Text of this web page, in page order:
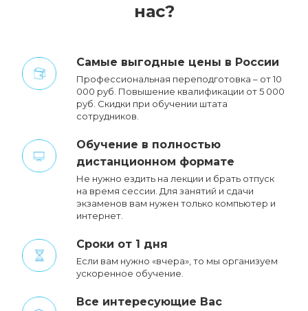
нас?
Cамые выгодные цены в России
Профессиональная переподготовка – от 10
000 руб. Повышение квалификации от 5 000
руб. Cкидки при обучении штата
сотрудников.
Обучение в полностью
дистанционном формате
Не нужно ездить на лекции и брать отпуск
на время сессии. Для занятий и сдачи
экзаменов вам нужен только компьютер и
интернет.
Сроки от 1 дня
Если вам нужно «вчера», то мы организуем
ускоренное обучение.
Все интересующие Вас